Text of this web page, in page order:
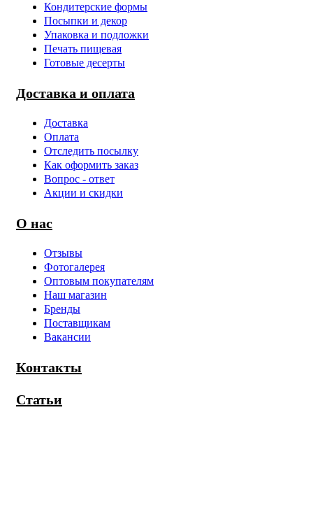
Кондитерские формы
Посыпки и декор
Упаковка и подложки
Печать пищевая
Готовые десерты
Доставка и оплата
Доставка
Оплата
Отследить посылку
Как оформить заказ
Вопрос - ответ
Акции и скидки
О нас
Отзывы
Фотогалерея
Оптовым покупателям
Наш магазин
Бренды
Поставщикам
Вакансии
Контакты
Статьи